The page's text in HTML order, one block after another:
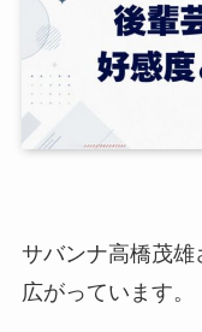
サバンナ高橋茂雄
広がっています。